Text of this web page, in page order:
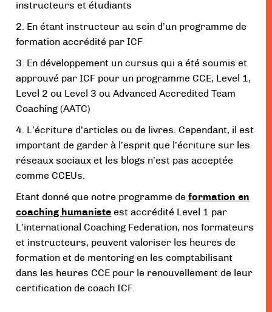
instructeurs et étudiants
2. En étant instructeur au sein d’un programme de
formation accrédité par ICF
3. En développement un cursus qui a été soumis et
approuvé par ICF pour un programme CCE, Level 1,
Level 2 ou Level 3 ou Advanced Accredited Team
Coaching (AATC)
4. L’écriture d’articles ou de livres. Cependant, il est
important de garder à l’esprit que l’écriture sur les
réseaux sociaux et les blogs n’est pas acceptée
comme CCEUs.
Etant donné que notre programme de formation en
coaching humaniste est accrédité Level 1 par
L’international Coaching Federation, nos formateurs
et instructeurs, peuvent valoriser les heures de
formation et de mentoring en les comptabilisant
dans les heures CCE pour le renouvellement de leur
certification de coach ICF.